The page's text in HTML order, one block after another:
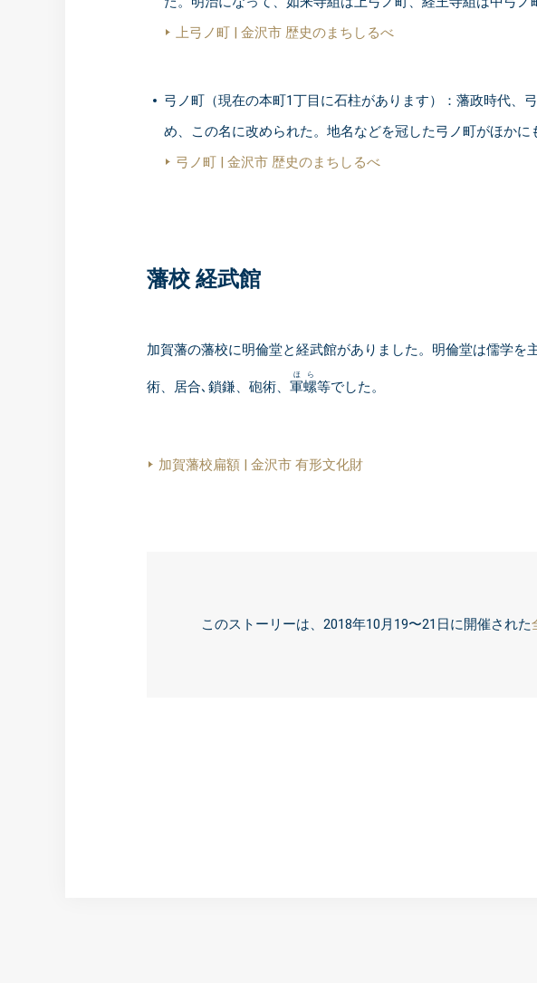
上弓ノ町 | 金沢市 歴史のまちしるべ
弓ノ町（現在の本町1丁目に石柱があります）：藩政時代、
め、この名に改められた。地名などを冠した弓ノ町がほかに
弓ノ町 | 金沢市 歴史のまちしるべ
藩校 経武館
加賀藩の藩校に明倫堂と経武館がありました。明倫堂は儒学
術、居合､鎖鎌、砲術、 軍螺
ほら
等でした。
加賀藩校扁額 | 金沢市 有形文化財
このストーリーは、2018年10月19〜21日に開催された